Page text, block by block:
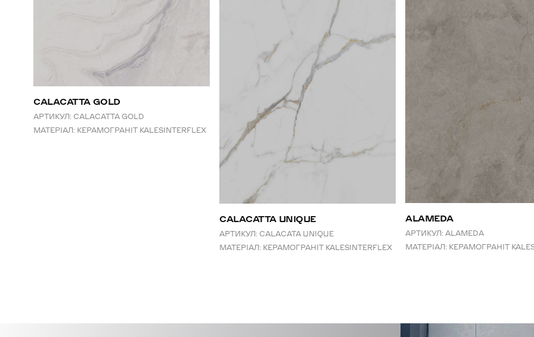
CALACATTA GOLD
АРТИКУЛ: CALACATTA GOLD
МАТЕРІАЛ: КЕРАМОГРАНІТ KALESINTERFLEX
СALACATTA UNIQUE
АРТИКУЛ: CALACATA UNIQUE
МАТЕРІАЛ: КЕРАМОГРАНІТ KALESINTERFLEX
ALAMEDA
АРТИКУЛ: ALAMEDA
МАТЕРІАЛ: КЕРАМОГРАНІТ